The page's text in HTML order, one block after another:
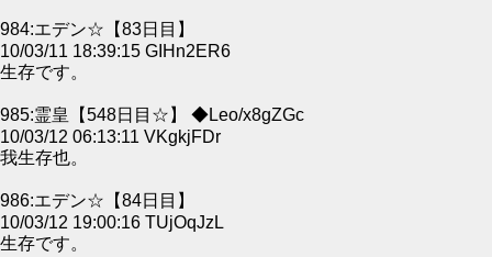
984:エデン☆【83日目】
10/03/11 18:39:15 GIHn2ER6
生存です。
985:霊皇【548日目☆】 ◆Leo/x8gZGc
10/03/12 06:13:11 VKgkjFDr
我生存也。
986:エデン☆【84日目】
10/03/12 19:00:16 TUjOqJzL
生存です。